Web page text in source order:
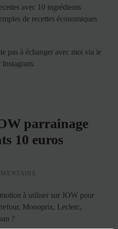
avec 10 ingrédients
de recettes économiques
pas à échanger avec moi via le
parrainage
10 euros
à utiliser sur JOW pour
Monoprix, Leclerc,
?